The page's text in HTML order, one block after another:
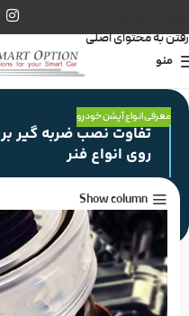
رفتن به محتوای اصلی
منو
معرفی انواع آپشن خودرو
تفاوت نصب ضربه گیر بر
روی انواع فنر
مدت زمان مطالعه : 2 دقیقه
Show column